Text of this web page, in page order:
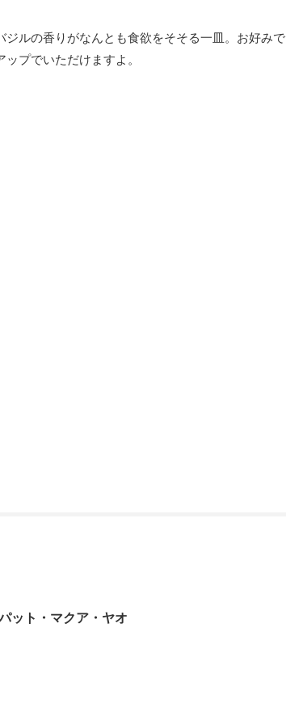
ルの香りがなんとも食欲をそそる一皿。お好みで
プでいただけますよ。
ット・マクア・ヤオ